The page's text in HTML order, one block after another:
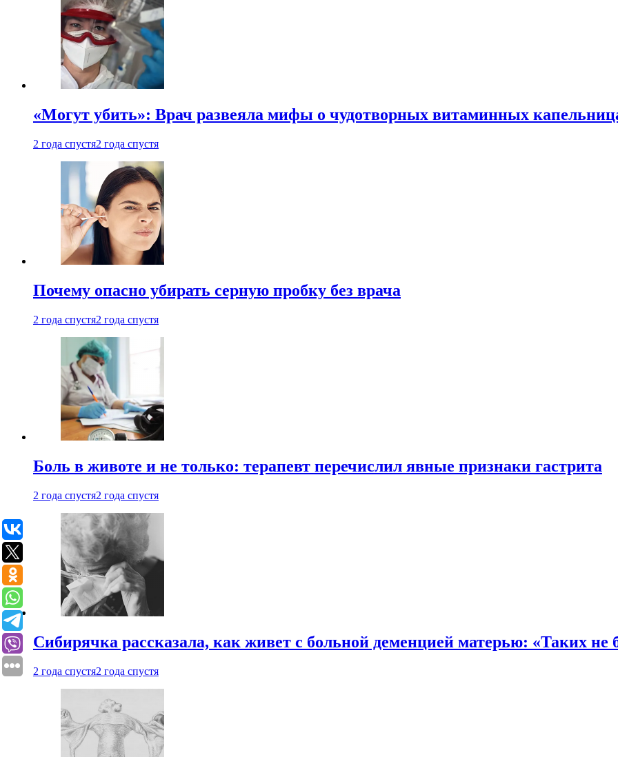
«Могут убить»: Врач развеяла мифы о чудотворных витаминных
2 года спустя2 года спустя
Почему опасно убирать серную пробку без врача
2 года спустя2 года спустя
Боль в животе и не только: терапевт перечислил явные признаки гастрита
2 года спустя2 года спустя
Сибирячка рассказала, как живет с больной деменцией матерью: «Таких не
2 года спустя2 года спустя